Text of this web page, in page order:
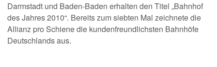
Darmstadt und Baden-Baden erhalten den Titel „Bahnhof
des Jahres 2010“. Bereits zum siebten Mal zeichnete die
Allianz pro Schiene die kundenfreundlichsten Bahnhöfe
Deutschlands aus.